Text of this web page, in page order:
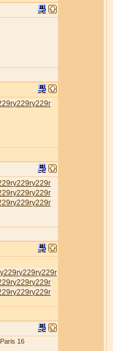
у229rу229r
у229rу229r
у229rу229r
у229rу229r
у229rу229rу229r
у229rу229r
у229rу229r
16